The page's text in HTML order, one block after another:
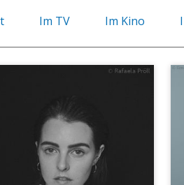
Im TV Im Kino